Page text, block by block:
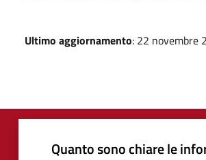
Ultimo aggiornamento: 22 novembre
Quanto sono chiare le